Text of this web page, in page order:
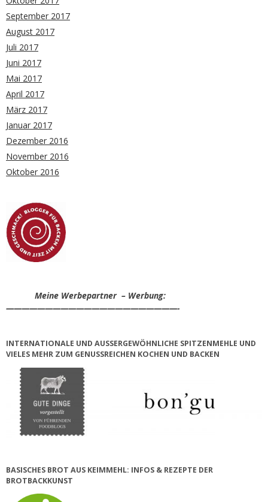
September 2017
August 2017
Juli 2017
Juni 2017
Mai 2017
April 2017
März 2017
Januar 2017
Dezember 2016
November 2016
Oktober 2016
Meine Werbepartner – Werbung:
——————————————————————-
INTERNATIONALE UND AUSSERGEWÖHNLICHE SPITZENMEHLE UND V
IELES MEHR ZUM GENUSSREICHEN KOCHEN UND BACKEN
BASISCHES BROT AUS KEIMMEHL: INFOS & REZEPTE DER
BROTBACKKUNST